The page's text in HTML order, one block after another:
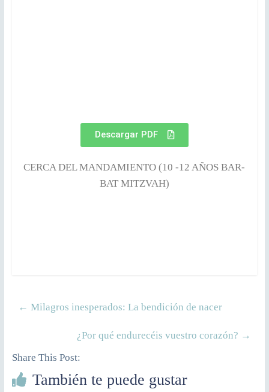
Descargar PDF
CERCA DEL MANDAMIENTO (10 -12 AÑOS BAR-
BAT MITZVAH)
← Milagros inesperados: La bendición de nacer
¿Por qué endurecéis vuestro corazón? →
Share This Post:
También te puede gustar